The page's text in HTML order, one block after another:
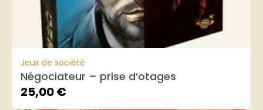
Jeux de société
Négociateur – prise d’otages
25,00€